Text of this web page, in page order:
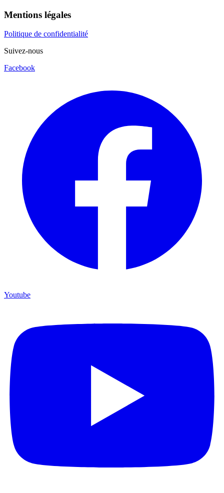
Mentions légales
Politique de confidentialité
Suivez-nous
Facebook
Youtube